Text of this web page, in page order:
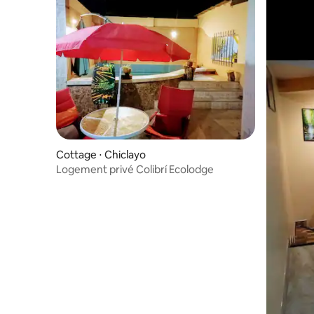
Cottage ⋅ Chiclayo
Logement privé Colibrí Ecolodge